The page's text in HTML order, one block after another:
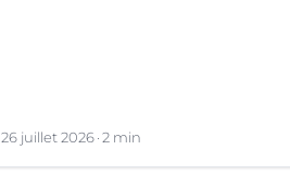
26 juillet 2026 2 min